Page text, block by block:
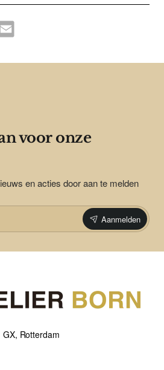
Email
voor onze
en acties door aan te melden
Aanmelden
Rotterdam